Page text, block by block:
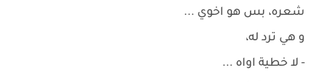
شعره، بس هو اخوي ...
و هي ترد له،
- لا خطية اواه ...